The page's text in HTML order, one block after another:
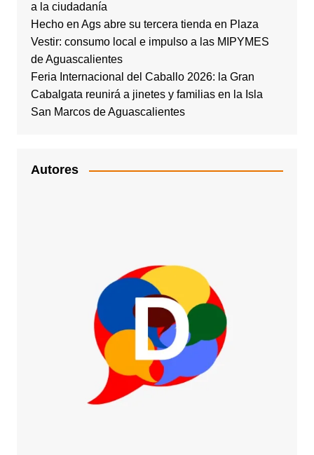
a la ciudadanía
Hecho en Ags abre su tercera tienda en Plaza
Vestir: consumo local e impulso a las MIPYMES
de Aguascalientes
Feria Internacional del Caballo 2026: la Gran
Cabalgata reunirá a jinetes y familias en la Isla
San Marcos de Aguascalientes
Autores